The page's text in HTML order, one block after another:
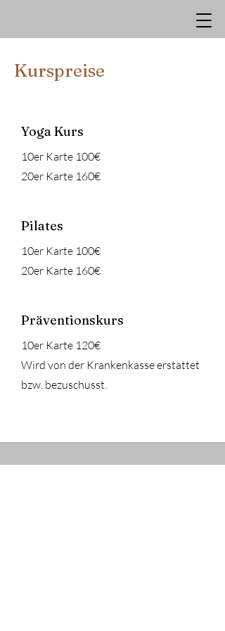
Kurspreise
Yoga Kurs
10er Karte 100€
20er Karte 160€
Pilates
10er Karte 100€
20er Karte 160€
Präventionskurs
10er Karte 120€
Wird von der Krankenkasse erstattet
bzw. bezuschusst.